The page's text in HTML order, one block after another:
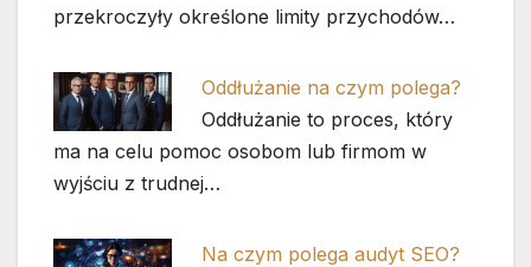
przekroczyły określone limity przychodów…
Oddłużanie na czym polega?
Oddłużanie to proces, który
ma na celu pomoc osobom lub firmom w
wyjściu z trudnej…
Na czym polega audyt SEO?